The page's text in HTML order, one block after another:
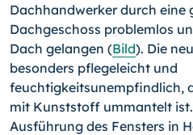
Dachhandwerker durch eine
Dachgeschoss problemlos
Dach gelangen (Bild). Die
besonders pflegeleicht und
feuchtigkeitsunempfindlich,
mit Kunststoff ummantelt
Ausführung des Fensters in